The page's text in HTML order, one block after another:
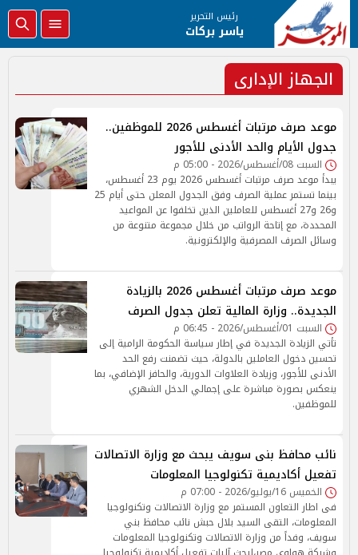
رئيس التحرير
ياسر بركات
الجهاز الإدارى
موعد صرف مرتبات أغسطس 2026 للموظفين..
جدول الأيام والحد الأدنى للأجور
السبت 08/أغسطس/2026 - 05:00 م
يبدأ موعد صرف مرتبات أغسطس 2026 يوم 23 أغسطس،
بينما تستمر عملية الصرف وفق الجدول المعلن حتى أيام 25
و26 و27 أغسطس للعاملين الذين تخلفوا عن المواعيد
المحددة، مع إتاحة الرواتب من خلال مجموعة متنوعة من
وسائل الصرف المصرفية والإلكترونية.
موعد صرف مرتبات أغسطس 2026 بالزيادة
الجديدة.. وزارة المالية تعلن جدول الصرف
السبت 01/أغسطس/2026 - 06:45 م
تأتي الزيادة الجديدة في إطار سياسة الحكومة الرامية إلى
تحسين دخول العاملين بالدولة، حيث تضمنت رفع الحد
الأدنى للأجور، وزيادة العلاوات الدورية، والحافز الإضافي، بما
ينعكس بصورة مباشرة على إجمالي الدخل الشهري
للموظفين.
نائب محافظ بنى سويف يبحث مع وزارة الاتصالات
تفعيل أكاديمية تكنولوجيا المعلومات
الخميس 16/يوليو/2026 - 07:00 م
فى اطار التعاون المستمر مع وزارة الاتصالات وتكنولوجيا
المعلومات، التقى السيد بلال حبش نائب محافظ بني
سويف، وفداً من وزارة الاتصالات وتكنولوجيا المعلومات